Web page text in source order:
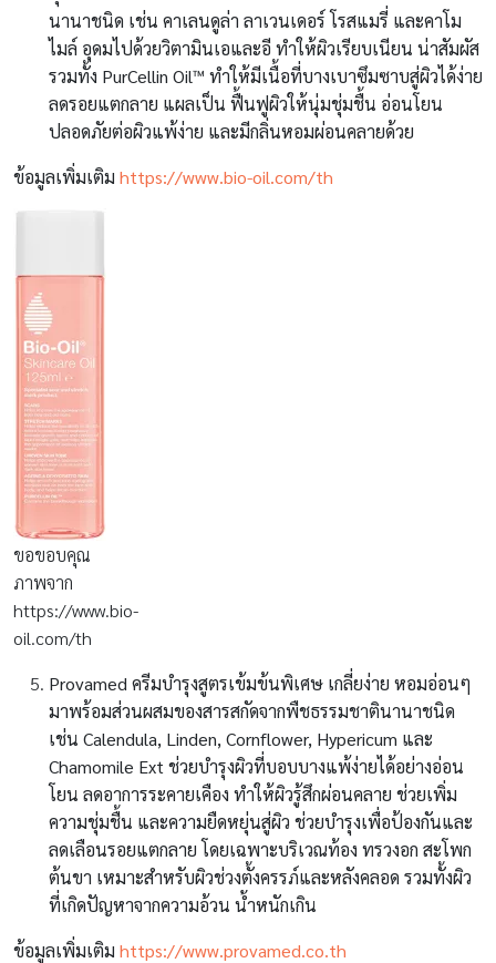
นานาชนิด เช่น คาเลนดูล่า ลาเวนเดอร์ โรสแมรี่ และคาโม
ไมล์ อุดมไปด้วยวิตามินเอและอี ทำให้ผิวเรียบเนียน น่าสัมผัส
รวมทั้ง PurCellin Oil™ ทำให้มีเนื้อที่บางเบาซึมซาบสู่ผิวได้ง่าย
ลดรอยแตกลาย แผลเป็น ฟื้นฟูผิวให้นุ่มชุ่มชื้น อ่อนโยน
ปลอดภัยต่อผิวแพ้ง่าย และมีกลิ่นหอมผ่อนคลายด้วย
ข้อมูลเพิ่มเติม https://www.bio-oil.com/th
ขอขอบคุณ
ภาพจาก
https://www.bio-
oil.com/th
Provamed ครีมบำรุงสูตรเข้มข้นพิเศษ เกลี่ยง่าย หอมอ่อนๆ
มาพร้อมส่วนผสมของสารสกัดจากพืชธรรมชาตินานาชนิด
เช่น Calendula, Linden, Cornflower, Hypericum และ
Chamomile Ext ช่วยบำรุงผิวที่บอบบางแพ้ง่ายได้อย่างอ่อน
โยน ลดอาการระคายเคือง ทำให้ผิวรู้สึกผ่อนคลาย ช่วยเพิ่ม
ความชุ่มชื้น และความยืดหยุ่นสู่ผิว ช่วยบำรุงเพื่อป้องกันและ
ลดเลือนรอยแตกลาย โดยเฉพาะบริเวณท้อง ทรวงอก สะโพก
ต้นขา เหมาะสำหรับผิวช่วงตั้งครรภ์และหลังคลอด รวมทั้งผิว
ที่เกิดปัญหาจากความอ้วน น้ำหนักเกิน
ข้อมูลเพิ่มเติม https://www.provamed.co.th